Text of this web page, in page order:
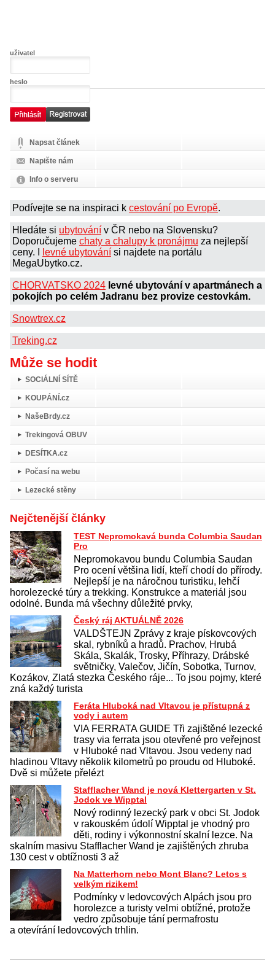
uživatel
heslo
Napsat článek
Napište nám
Info o serveru
Podívejte se na inspiraci k cestování po Evropě.
Hledáte si ubytování v ČR nebo na Slovensku?
Doporučujeme chaty a chalupy k pronájmu za nejlepší
ceny. I
levné ubytování si najdete na portálu
MegaUbytko.cz.
CHORVATSKO 2024 levné ubytování v apartmánech a
pokojích po celém Jadranu bez provize cestovkám.
Snowtrex.cz
Treking.cz
Může se hodit
SOCIÁLNÍ SÍTĚ
KOUPÁNÍ.cz
NašeBrdy.cz
Trekingová OBUV
DESÍTKA.cz
Počasí na webu
Lezecké stěny
Nejčtenější články
TEST Nepromokavá bunda Columbia Saudan
Pro
Nepromokavou bundu Columbia Saudan
Pro ocení většina lidí, kteří chodí do přírody.
Nejlepší je na náročnou turistiku, lehčí
horolezecké túry a trekking. Konstrukce a materiál jsou
odolné. Bunda má všechny důležité prvky,
Český ráj AKTUÁLNĚ 2026
VALDŠTEJN Zprávy z kraje pískovcových
skal, rybníků a hradů. Prachov, Hrubá
Skála, Skalák, Trosky, Příhrazy, Drábské
světničky, Valečov, Jičín, Sobotka, Turnov,
Kozákov, Zlatá stezka Českého ráje... To jsou pojmy, které
zná každý turista
Feráta Hluboká nad Vltavou je přístupná z
vody i autem
VIA FERRATA GUIDE Tři zajištěné lezecké
trasy via ferrata jsou otevřené pro veřejnost
v Hluboké nad Vltavou. Jsou vedeny nad
hladinou Vltavy několik kilometrů po proudu od Hluboké.
Dvě si můžete přelézt
Stafflacher Wand je nová Klettergarten v St.
Jodok ve Wipptal
Nový rodinný lezecký park v obci St. Jodok
v rakouském údolí Wipptal je vhodný pro
děti, rodiny i výkonnostní skalní lezce. Na
skalním masivu Stafflacher Wand je zajištěných zhruba
130 cest v obtížnosti 3 až
Na Matterhorn nebo Mont Blanc? Letos s
velkým rizikem!
Podmínky v ledovcových Alpách jsou pro
horolezce a turisty velmi obtížné, protože
vedro způsobuje tání permafrostu
a otevírání ledovcových trhlin.